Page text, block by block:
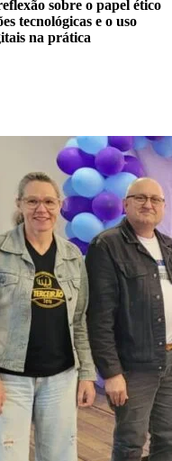
sobre o papel ético
tecnológicas e o uso
na prática